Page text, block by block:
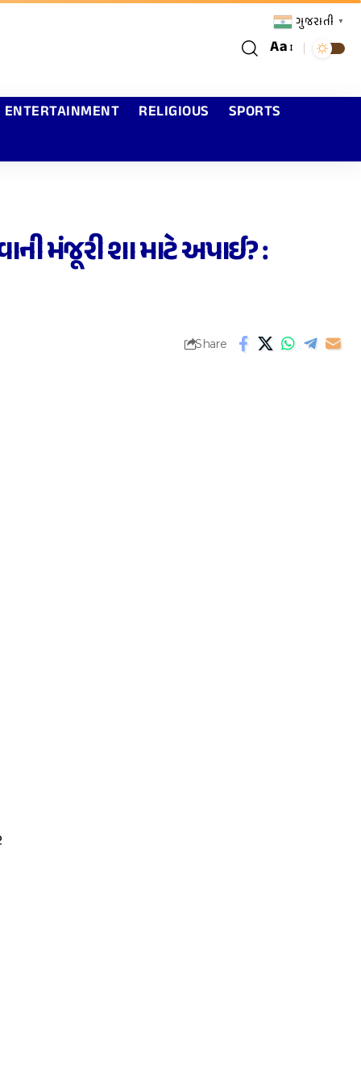
Aa
ENTERTAINMENT RELIGIOUS SPORTS
મંજૂરી શા માટે અપાઈ? :
Share
ગુજરાતી ▼